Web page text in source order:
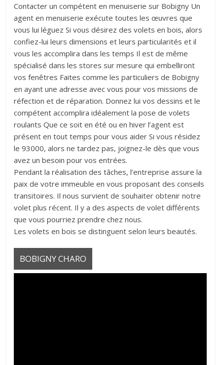
Contacter un compétent en menuiserie sur Bobigny Un
agent en menuiserie exécute toutes les œuvres que
vous lui léguez Si vous désirez des volets en bois, alors
confiez-lui leurs dimensions et leurs particularités et il
vous les accomplira dans les temps Il est de même
spécialisé dans les stores sur mesure qui embelliront
vos fenêtres Faites comme les particuliers de Bobigny
en ayant une adresse avec vous pour vos missions de
réfection et de réparation. Donnez lui vos dessins et le
compétent accomplira idéalement la pose de volets
roulants Que ce soit en été ou en hiver l’agent est
présent en tout temps pour vous aider Si vous résidez
le 93000, alors ne tardez pas, joignez-le dès que vous
avez un besoin pour vos entrées.
Pendant la réalisation des tâches, l’entreprise assure la
paix de votre immeuble en vous proposant des conseils
transitoires. Il nous survient de souhaiter obtenir notre
volet plus récent. Il y a des aspects de volet différents
que vous pourriez prendre chez nous.
Les volets en bois se distinguent selon leurs beautés.
BOBIGNY CHARO